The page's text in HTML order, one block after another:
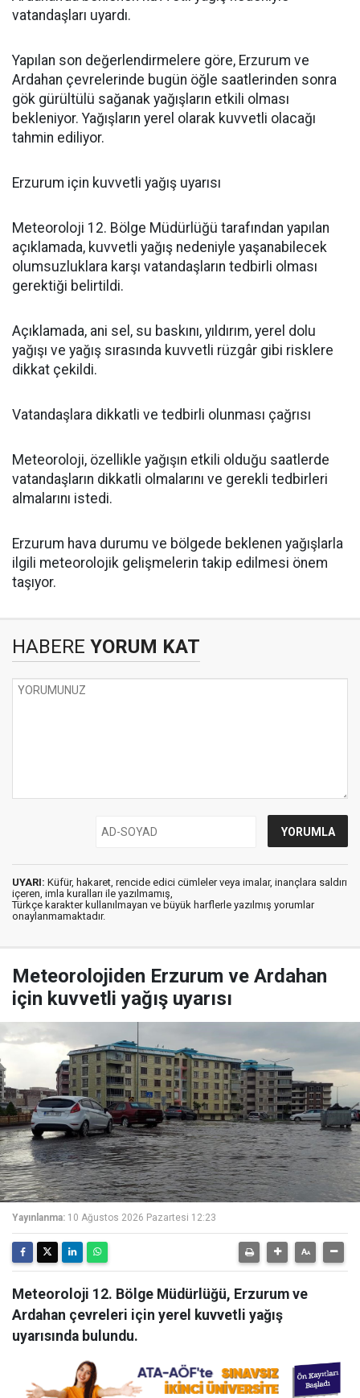
vatandaşları uyardı.
Yapılan son değerlendirmelere göre, Erzurum ve
Ardahan çevrelerinde bugün öğle saatlerinden sonra
gök gürültülü sağanak yağışların etkili olması
bekleniyor. Yağışların yerel olarak kuvvetli olacağı
tahmin ediliyor.
Erzurum için kuvvetli yağış uyarısı
Meteoroloji 12. Bölge Müdürlüğü tarafından yapılan
açıklamada, kuvvetli yağış nedeniyle yaşanabilecek
olumsuzluklara karşı vatandaşların tedbirli olması
gerektiği belirtildi.
Açıklamada, ani sel, su baskını, yıldırım, yerel dolu
yağışı ve yağış sırasında kuvvetli rüzgâr gibi risklere
dikkat çekildi.
Vatandaşlara dikkatli ve tedbirli olunması çağrısı
Meteoroloji, özellikle yağışın etkili olduğu saatlerde
vatandaşların dikkatli olmalarını ve gerekli tedbirleri
almalarını istedi.
Erzurum hava durumu ve bölgede beklenen yağışlarla
ilgili meteorolojik gelişmelerin takip edilmesi önem
taşıyor.
HABERE YORUM KAT
UYARI: Küfür, hakaret, rencide edici cümleler veya imalar, inançlara saldırı
içeren, imla kuralları ile yazılmamış,
Türkçe karakter kullanılmayan ve büyük harflerle yazılmış yorumlar
onaylanmamaktadır.
Meteorolojiden Erzurum ve Ardahan
için kuvvetli yağış uyarısı
Yayınlanma: 10 Ağustos 2026 Pazartesi 12:23
Meteoroloji 12. Bölge Müdürlüğü, Erzurum ve
Ardahan çevreleri için yerel kuvvetli yağış
uyarısında bulundu.